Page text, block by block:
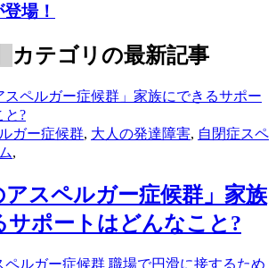
場！
カテゴリの最新記事
ガー症候群, 大人の発達障害, 自閉症スペ
,
アスペルガー症候群」家族
サポートはどんなこと?